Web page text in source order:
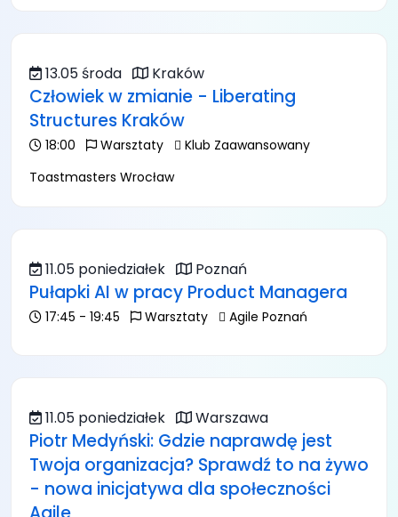
13.05 środa Kraków
Człowiek w zmianie - Liberating
Structures Kraków
18:00 Warsztaty
Klub Zaawansowany
Toastmasters Wrocław
11.05 poniedziałek Poznań
Pułapki AI w pracy Product Managera
17:45 - 19:45 Warsztaty Agile Poznań
11.05 poniedziałek Warszawa
Piotr Medyński: Gdzie naprawdę jest
Twoja organizacja? Sprawdź to na żywo
- nowa inicjatywa dla społeczności